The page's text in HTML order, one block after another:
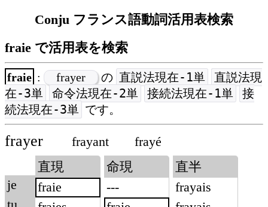
Conju フランス語動詞活用表検索
fraie で活用表を検索
fraie : frayer の 直説法現在-1単
直説法現
在-3単
命令法現在-2単 接続法現在-1単
接
続法現在-3単 です。
frayer frayant frayé
je
直現
fraie
命現
---
直半
frayais